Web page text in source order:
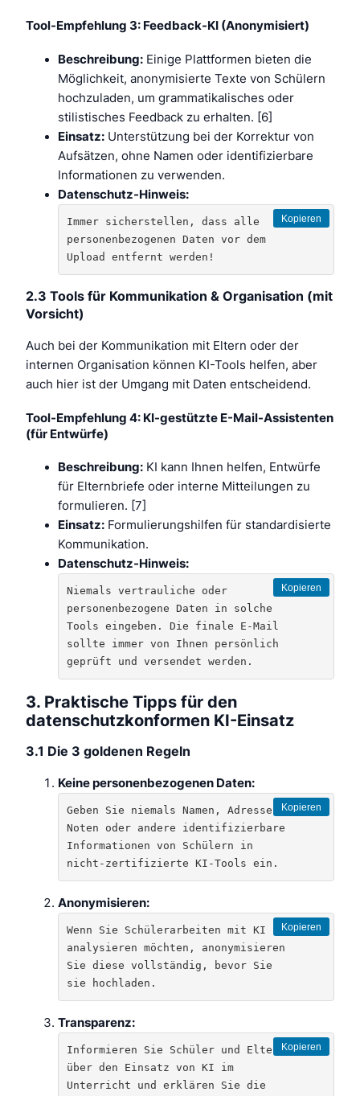
Tool-Empfehlung 3: Feedback-KI (Anonymisiert)
Beschreibung: Einige Plattformen bieten die
Möglichkeit, anonymisierte Texte von Schülern
hochzuladen, um grammatikalisches oder
stilistisches Feedback zu erhalten. [6]
Einsatz: Unterstützung bei der Korrektur von
Aufsätzen, ohne Namen oder identifizierbare
Informationen zu verwenden.
Datenschutz-Hinweis:
Immer sicherstellen, dass alle
personenbezogenen Daten vor dem
Upload entfernt werden!
Kopieren
2.3 Tools für Kommunikation & Organisation (mit
Vorsicht)
Auch bei der Kommunikation mit Eltern oder der
internen Organisation können KI-Tools helfen, aber
auch hier ist der Umgang mit Daten entscheidend.
Tool-Empfehlung 4: KI-gestützte E-Mail-Assistenten
(für Entwürfe)
Beschreibung: KI kann Ihnen helfen, Entwürfe
für Elternbriefe oder interne Mitteilungen zu
formulieren. [7]
Einsatz: Formulierungshilfen für standardisierte
Kommunikation.
Datenschutz-Hinweis:
Niemals vertrauliche oder
personenbezogene Daten in solche
Tools eingeben. Die finale E-Mail
sollte immer von Ihnen persönlich
geprüft und versendet werden.
Kopieren
3. Praktische Tipps für den
datenschutzkonformen KI-Einsatz
3.1 Die 3 goldenen Regeln
Keine personenbezogenen Daten:
Geben Sie niemals Namen, Adressen,
Noten oder andere identifizierbare
Informationen von Schülern in
nicht-zertifizierte KI-Tools ein.
Kopieren
Anonymisieren:
Wenn Sie Schülerarbeiten mit KI
analysieren möchten, anonymisieren
Sie diese vollständig, bevor Sie
sie hochladen.
Kopieren
Transparenz:
Informieren Sie Schüler und Eltern
über den Einsatz von KI im
Unterricht und erklären Sie die
Kopieren